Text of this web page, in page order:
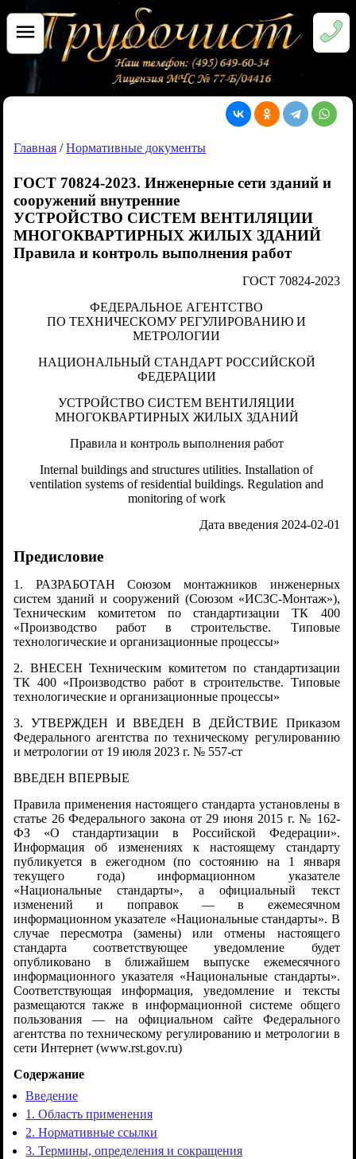
Главная /Нормативные документы
ГОСТ 70824-2023. Инженерные сети зданий и
сооружений внутренние
УСТРОЙСТВО СИСТЕМ ВЕНТИЛЯЦИИ
МНОГОКВАРТИРНЫХ ЖИЛЫХ ЗДАНИЙ
Правила и контроль выполнения работ
ГОСТ 70824-2023
ФЕДЕРАЛЬНОЕ АГЕНТСТВО
ПО ТЕХНИЧЕСКОМУ РЕГУЛИРОВАНИЮ И
МЕТРОЛОГИИ
НАЦИОНАЛЬНЫЙ СТАНДАРТ РОССИЙСКОЙ
ФЕДЕРАЦИИ
УСТРОЙСТВО СИСТЕМ ВЕНТИЛЯЦИИ
МНОГОКВАРТИРНЫХ ЖИЛЫХ ЗДАНИЙ
Правила и контроль выполнения работ
Internal buildings and structures utilities. Installation of
ventilation systems of residential buildings. Regulation and
monitoring of work
Дата введения 2024-02-01
Предисловие
1. РАЗРАБОТАН Союзом монтажников инженерных
систем зданий и сооружений (Союзом «ИСЗС-Монтаж»),
Техническим комитетом по стандартизации ТК 400
«Производство работ в строительстве. Типовые
технологические и организационные процессы»
2. ВНЕСЕН Техническим комитетом по стандартизации
ТК 400 «Производство работ в строительстве. Типовые
технологические и организационные процессы»
3. УТВЕРЖДЕН И ВВЕДЕН В ДЕЙСТВИЕ Приказом
Федерального агентства по техническому регулированию
и метрологии от 19 июля 2023 г. № 557-ст
ВВЕДЕН ВПЕРВЫЕ
Правила применения настоящего стандарта установлены в
статье 26 Федерального закона от 29 июня 2015 г. № 162-
ФЗ «О стандартизации в Российской Федерации».
Информация об изменениях к настоящему стандарту
публикуется в ежегодном (по состоянию на 1 января
текущего года) информационном указателе
«Национальные стандарты», а официальный текст
изменений и поправок — в ежемесячном
информационном указателе «Национальные стандарты». В
случае пересмотра (замены) или отмены настоящего
стандарта соответствующее уведомление будет
опубликовано в ближайшем выпуске ежемесячного
информационного указателя «Национальные стандарты».
Соответствующая информация, уведомление и тексты
размещаются также в информационной системе общего
пользования — на официальном сайте Федерального
агентства по техническому регулированию и метрологии в
сети Интернет (www.rst.gov.ru)
Содержание
Введение
1. Область применения
2. Нормативные ссылки
3. Термины, определения и сокращения